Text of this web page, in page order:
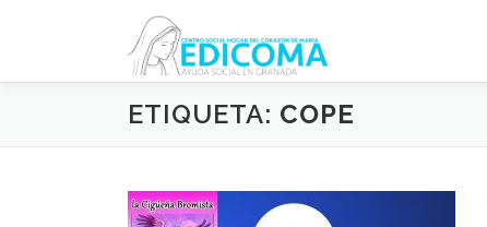
ETIQUETA: COPE